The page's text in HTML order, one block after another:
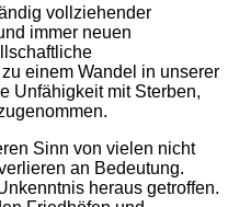
vollziehender
immer neuen
einem Wandel in unserer
Unfähigkeit mit Sterben,
Sinn von vielen nicht
an Bedeutung.
heraus getroffen.